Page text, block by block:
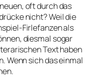
oft durch das
nicht? Weil die
Firlefanzen als
diesmal sogar
Text haben
Wenn sich das einmal